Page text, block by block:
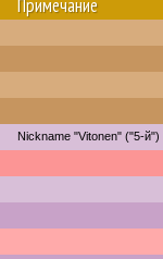
Примечание
Nickname "Vitonen" ("5-й")